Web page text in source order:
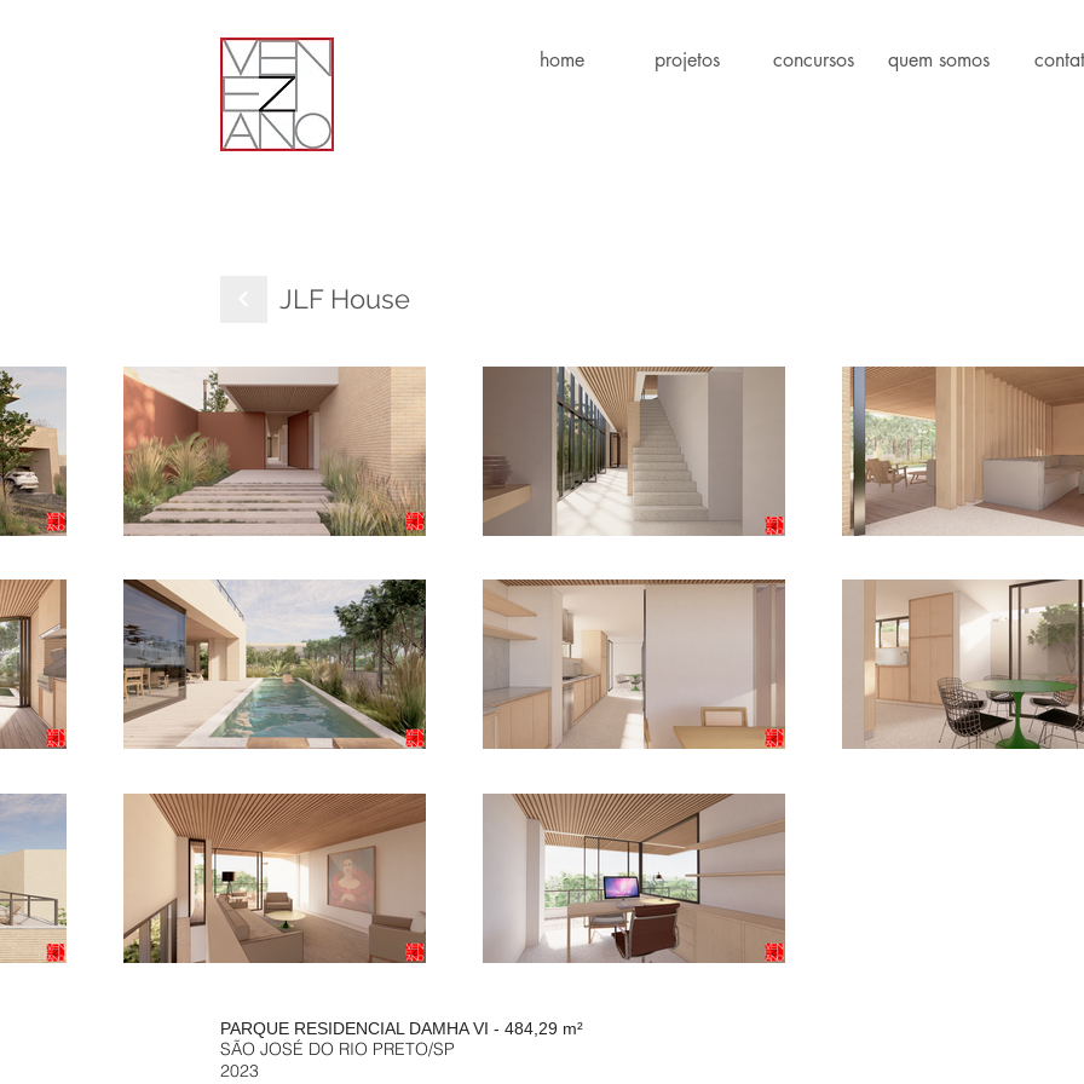
home projetos concursos quem somos
JLF House
PARQUE RESIDENCIAL DAMHA VI - 484,29 m²
SÃO JOSÉ DO RIO PRETO/SP
2023